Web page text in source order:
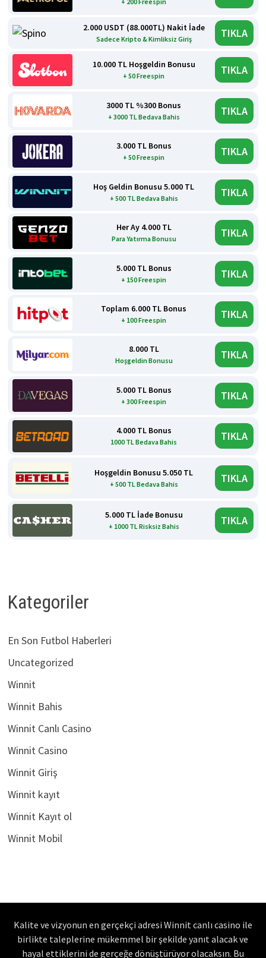
2.000 USDT (88.000TL) Nakit İade
Sadece Kripto & Kimliksiz Giriş TIKLA
10.000 TL Hoşgeldin Bonusu
+ 50 Freespin TIKLA
3000 TL %300 Bonus
+ 3000 TL Bedava Bahis TIKLA
3.000 TL Bonus
+ 50 Freespin TIKLA
Hoş Geldin Bonusu 5.000 TL
+ 500 TL Bedava Bahis TIKLA
Her Ay 4.000 TL
Para Yatırma Bonusu TIKLA
5.000 TL Bonus
+ 150 Freespin TIKLA
Toplam 6.000 TL Bonus
+ 100 Freespin TIKLA
8.000 TL
Hoşgeldin Bonusu TIKLA
5.000 TL Bonus
+ 300 Freespin TIKLA
4.000 TL Bonus
1000 TL Bedava Bahis TIKLA
Hoşgeldin Bonusu 5.050 TL
+ 500 TL Bedava Bahis TIKLA
5.000 TL İade Bonusu
+ 1000 TL Risksiz Bahis TIKLA
Kategoriler
En Son Futbol Haberleri
Uncategorized
Winnit
Winnit Bahis
Winnit Canlı Casino
Winnit Casino
Winnit Giriş
Winnit kayıt
Winnit Kayıt ol
Winnit Mobil
Kalite ve vizyonun en gerçekçi adresi Winnit canlı casino ile
birlikte taleplerine mükemmel bir şekilde yanıt alacak ve
hayal ettiklerini de gerçeğe dönüştürüyor olacaksın. Bu